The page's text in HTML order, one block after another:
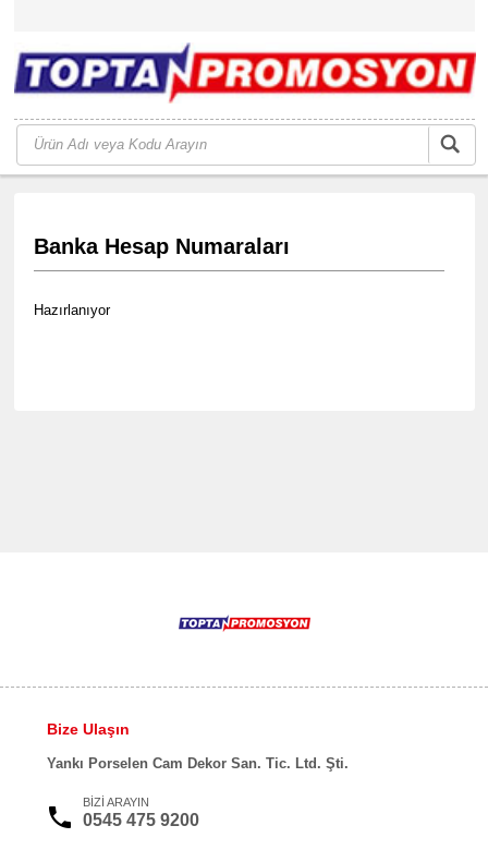
Banka Hesap Numaraları
Hazırlanıyor
Bize Ulaşın
Yankı Porselen Cam Dekor San. Tic. Ltd. Şti.
BİZİ ARAYIN
0545 475 9200